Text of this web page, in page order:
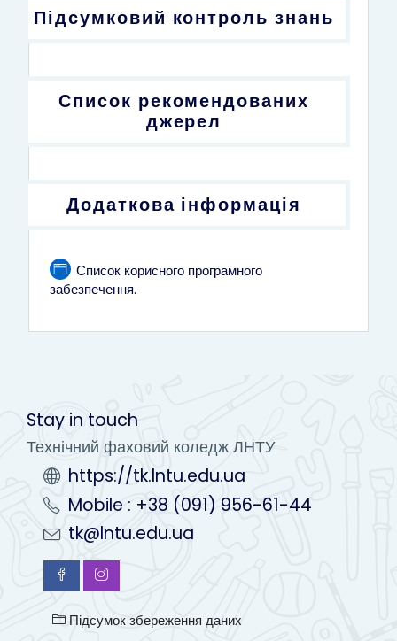
Підсумковий контроль знань
Список рекомендованих
джерел
Додаткова інформація
Список корисного програмного
забезпечення.Сторінка
Stay in touch
Технічний фаховий коледж ЛНТУ
https://tk.lntu.edu.ua
Mobile : +38 (091) 956-61-44
tk@lntu.edu.ua
Підсумок збереження даних